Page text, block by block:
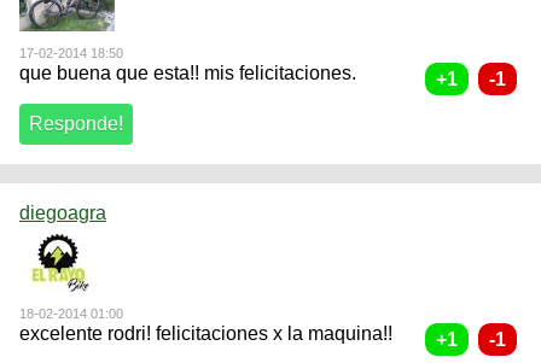
17-02-2014 18:50
que buena que esta!! mis felicitaciones.
diegoagra
18-02-2014 01:00
excelente rodri! felicitaciones x la maquina!!